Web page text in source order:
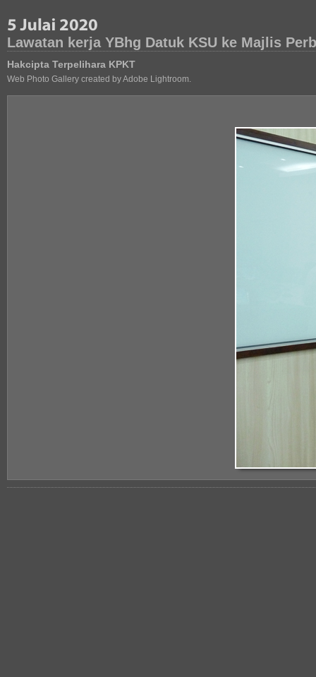
Lawatan kerja YBhg Datuk KSU ke Majlis
Hakcipta Terpelihara KPKT
Web Photo Gallery created by Adobe Lightroom.